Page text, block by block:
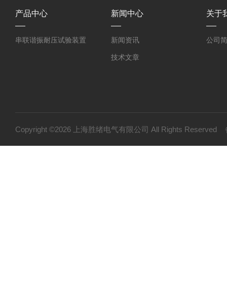
产品中心
串联谐振耐压试验装置
新闻中心
新闻资讯
技术文章
关于
公司
Copyright ©2026 上海胜绪电气有限公司 All Rights Reserved